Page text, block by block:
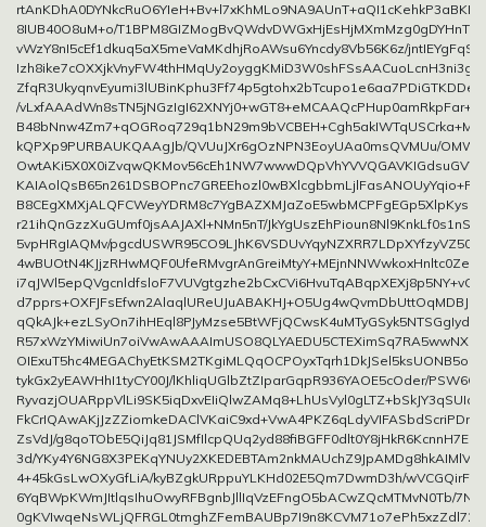
8IUB40O8uM+o/
vWzY8nI5cEf1dkuq5aX5meVaMKdhjRoAWsu6Yncdy8Vb56K6z/
/
kQPXp9PURBAUKQAAgJb/QVUuJXr6gOzNPN3EoyUAa0msQVMUu/
r21ihQnGzzXuGUmf0jsAAJAXl+NMn5nT/
5vpHRgIAQMv/
tykGx2yEAWHhI1tyCY00J/lKhliqUGlbZtZIparGqpR936YAOE5cOder/
ZsVdJ/
3d/
4+45kGsLwOXyGfLiA/kyBZgkURppuYLKHd02E5Qm7DwmD3h/
6YqBWpKWmJItlqsIhuOwyRFBgnbJllIqVzEFngO5bACwZQcMTMvN0Tb/